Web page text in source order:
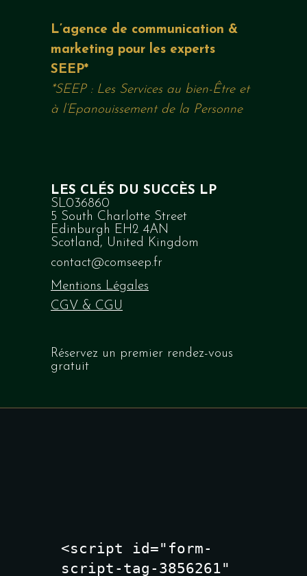
L’agence de communication &
marketing pour les experts
SEEP*
*SEEP : Les Services au bien-Être et
à l’Epanouissement de la Personne
LES CLÉS DU SUCCÈS LP
SL036860
5 South Charlotte Street
Edinburgh EH2 4AN
Scotland, United Kingdom
contact@comseep.fr
Mentions Légales
CGV & CGU
Réservez un premier rendez-vous
gratuit
<script id="form-
script-tag-3856261"